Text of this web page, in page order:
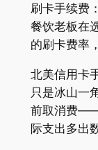
刷卡手续费
餐饮老板在
的刷卡费率
北美信用卡
只是冰山一
前取消费——
际支出多出